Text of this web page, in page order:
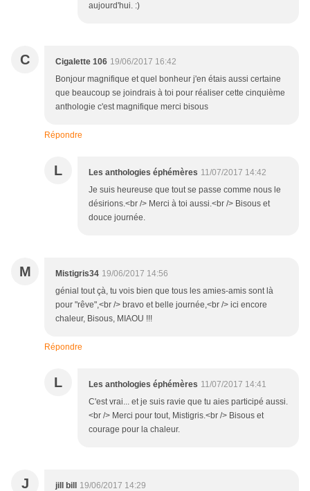
aujourd'hui. :)
C Cigalette 106 19/06/2017 16:42
Bonjour magnifique et quel bonheur j'en étais aussi certaine
que beaucoup se joindrais à toi pour réaliser cette cinquième
anthologie c'est magnifique merci bisous
Répondre
L Les anthologies éphémères 11/07/2017 14:42
Je suis heureuse que tout se passe comme nous le
désirions.<br /> Merci à toi aussi.<br /> Bisous et
douce journée.
M Mistigris34 19/06/2017 14:56
génial tout çà, tu vois bien que tous les amies-amis sont là
pour "rêve",<br /> bravo et belle journée,<br /> ici encore
chaleur, Bisous, MIAOU !!!
Répondre
L Les anthologies éphémères 11/07/2017 14:41
C'est vrai... et je suis ravie que tu aies participé aussi.
<br /> Merci pour tout, Mistigris.<br /> Bisous et
courage pour la chaleur.
J jill bill
19/06/2017 14:29